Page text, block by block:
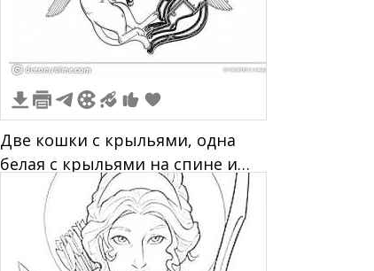
Две кошки с крыльями, одна
белая с крыльями на спине и
другая черная с крыльями на
спине, лежат в обнимку, словно
образуя символ Инь-Ян, с
ореолами над головами